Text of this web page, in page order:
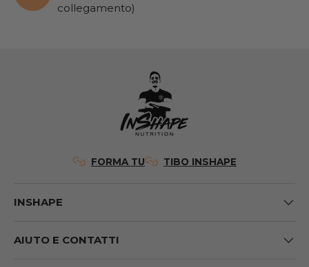
collegamento)
FORMA TU TIBO INSHAPE
INSHAPE
AIUTO E CONTATTI